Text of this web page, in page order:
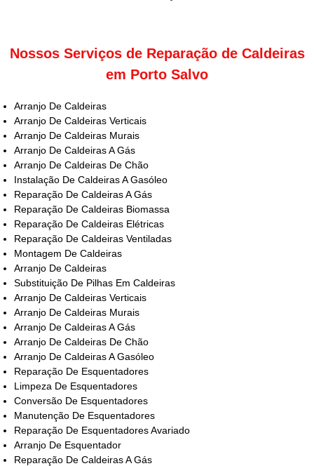
Nossos Serviços de Reparação de Caldeiras
em Porto Salvo
Arranjo De Caldeiras
Arranjo De Caldeiras Verticais
Arranjo De Caldeiras Murais
Arranjo De Caldeiras A Gás
Arranjo De Caldeiras De Chão
Instalação De Caldeiras A Gasóleo
Reparação De Caldeiras A Gás
Reparação De Caldeiras Biomassa
Reparação De Caldeiras Elétricas
Reparação De Caldeiras Ventiladas
Montagem De Caldeiras
Arranjo De Caldeiras
Substituição De Pilhas Em Caldeiras
Arranjo De Caldeiras Verticais
Arranjo De Caldeiras Murais
Arranjo De Caldeiras A Gás
Arranjo De Caldeiras De Chão
Arranjo De Caldeiras A Gasóleo
Reparação De Esquentadores
Limpeza De Esquentadores
Conversão De Esquentadores
Manutenção De Esquentadores
Reparação De Esquentadores Avariado
Arranjo De Esquentador
Reparação De Caldeiras A Gás